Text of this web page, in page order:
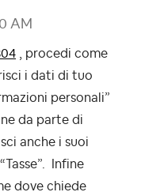
AM
, procedi come
i dati di tuo
personali”
da parte di
anche i suoi
Infine
dove chiede